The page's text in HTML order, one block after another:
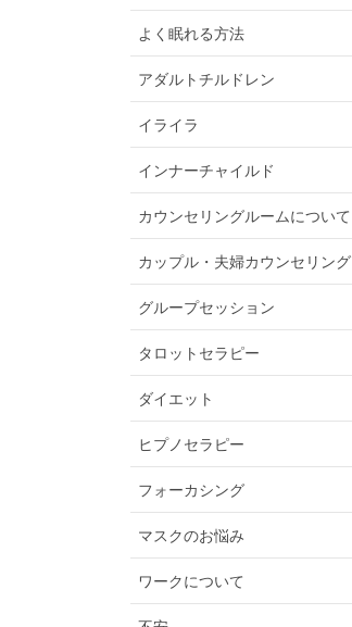
よく眠れる方法
アダルトチルドレン
イライラ
インナーチャイルド
カウンセリングルームについて
カップル・夫婦カウンセリング
グループセッション
タロットセラピー
ダイエット
ヒプノセラピー
フォーカシング
マスクのお悩み
ワークについて